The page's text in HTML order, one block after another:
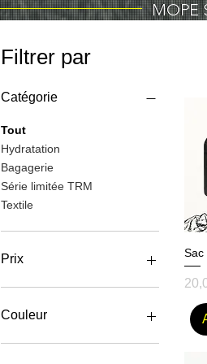
MOPE
MOPE
Filtrer par
Catégorie
Tout
Hydratation
Bagagerie
Série limitée TRM
Textile
Prix
5 €
Couleur
Sac
Prix